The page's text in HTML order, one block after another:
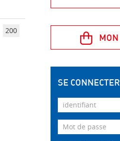
200
SE CONNECTER